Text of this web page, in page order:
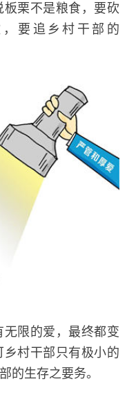
栗不是粮食，要砍
要追乡村干部的
限的爱，最终都变
村干部只有极小的
的生存之要务。